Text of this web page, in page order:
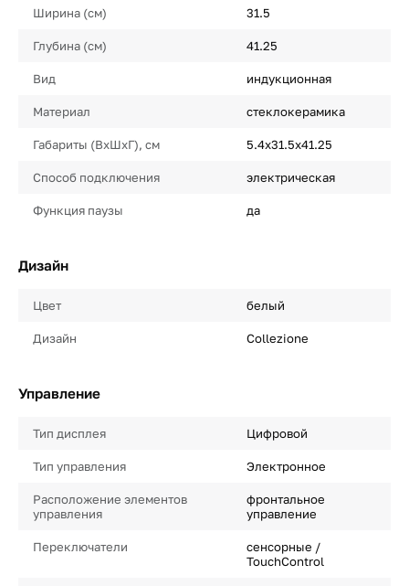
Ширина (см) 31.5
Глубина (см) 41.25
Вид индукционная
Материал стеклокерамика
Габариты (ВхШхГ), см 5.4x31.5x41.25
Способ подключения электрическая
Функция паузы да
Дизайн
Цвет белый
Дизайн Collezione
Управление
Тип дисплея Цифровой
Тип управления Электронное
Расположение элементов
управления
фронтальное
управление
Переключатели
сенсорные /
TouchControl